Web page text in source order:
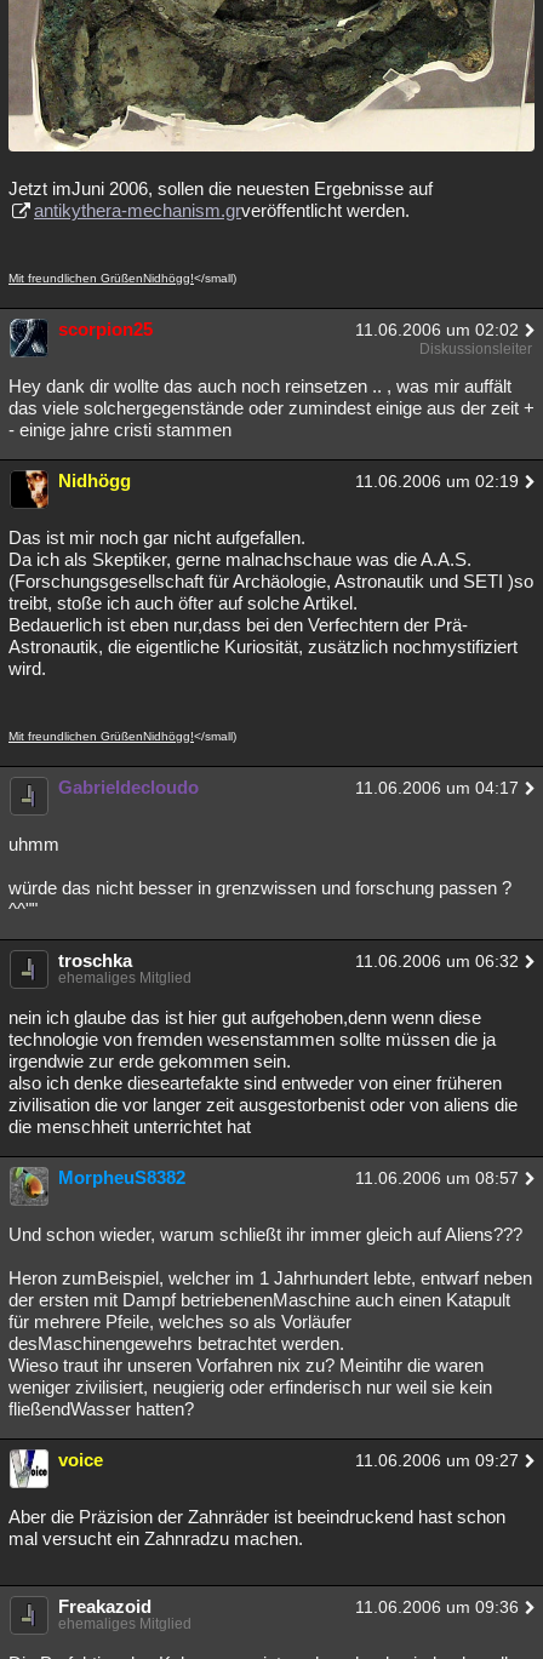
‭Jetzt imJuni 2006, sollen die neuesten Ergebnisse auf
antikythera-mechanism.grveröffentlicht werden.
Mit freundlichen GrüßenNidhögg!</small)
scorpion25 11.06.2006 um 02:02
Diskussionsleiter
Hey dank dir wollte das auch noch reinsetzen .. , was mir auffält
das viele solchergegenstände oder zumindest einige aus der zeit +
- einige jahre cristi stammen
Nidhögg 11.06.2006 um 02:19
Das ist mir noch gar nicht aufgefallen.
‭Da ich als Skeptiker, gerne malnachschaue was die A.A.S.
(Forschungsgesellschaft für Archäologie, Astronautik und SETI )so
treibt, stoße ich auch öfter auf solche Artikel.
‭Bedauerlich ist eben nur,dass bei den Verfechtern der Prä-
Astronautik, die eigentliche Kuriosität, zusätzlich nochmystifiziert
wird.
Mit freundlichen GrüßenNidhögg!</small)
Gabrieldecloudo 11.06.2006 um 04:17
uhmm
würde das nicht besser in grenzwissen und forschung passen ?
^^""
troschka 11.06.2006 um 06:32
ehemaliges Mitglied
nein ich glaube das ist hier gut aufgehoben,denn wenn diese
technologie von fremden wesenstammen sollte müssen die ja
irgendwie zur erde gekommen sein.
also ich denke dieseartefakte sind entweder von einer früheren
zivilisation die vor langer zeit ausgestorbenist oder von aliens die
die menschheit unterrichtet hat
MorpheuS8382 11.06.2006 um 08:57
Und schon wieder, warum schließt ihr immer gleich auf Aliens???
Heron zumBeispiel, welcher im 1 Jahrhundert lebte, entwarf neben
der ersten mit Dampf betriebenenMaschine auch einen Katapult
für mehrere Pfeile, welches so als Vorläufer
desMaschinengewehrs betrachtet werden.
Wieso traut ihr unseren Vorfahren nix zu? Meintihr die waren
weniger zivilisiert, neugierig oder erfinderisch nur weil sie kein
fließendWasser hatten?
voice 11.06.2006 um 09:27
Aber die Präzision der Zahnräder ist beeindruckend hast schon
mal versucht ein Zahnradzu machen.
Freakazoid 11.06.2006 um 09:36
ehemaliges Mitglied